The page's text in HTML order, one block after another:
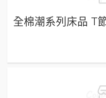
全棉潮系列床品 T